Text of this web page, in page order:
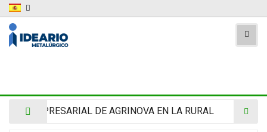
DE AGRINOVA EN LA RURAL ideario 772-